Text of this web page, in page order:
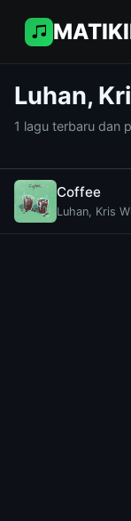
Luhan,
1 lagu terbaru dan
Coffee
Luhan, Kris